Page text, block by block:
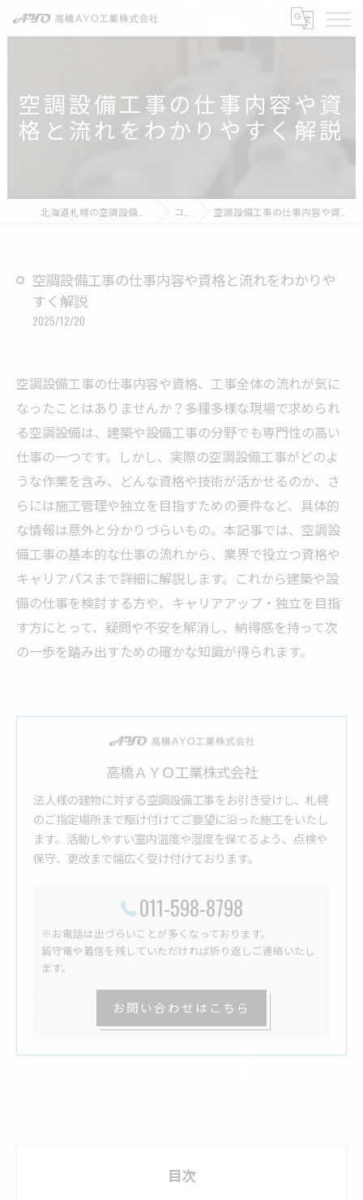
空調設備工事の仕事内容や資
格と流れをわかりやすく解説
コラム 空調設備工事の仕事内容や資格と流れをわかりやすく解説
空調設備工事の仕事内容や資格と流れをわかりや
すく解説
2025/12/20
空調設備工事の仕事内容や資格、工事全体の流れが気に
なったことはありませんか？多種多様な現場で求められ
る空調設備は、建築や設備工事の分野でも専門性の高い
仕事の一つです。しかし、実際の空調設備工事がどのよ
うな作業を含み、どんな資格や技術が活かせるのか、さ
らには施工管理や独立を目指すための要件など、具体的
な情報は意外と分かりづらいもの。本記事では、空調設
備工事の基本的な仕事の流れから、業界で役立つ資格や
キャリアパスまで詳細に解説します。これから建築や設
備の仕事を検討する方や、キャリアアップ・独立を目指
す方にとって、疑問や不安を解消し、納得感を持って次
の一歩を踏み出すための確かな知識が得られます。
高橋ＡＹＯ工業株式会社
法人様の建物に対する空調設備工事をお引き受けし、札幌
のご指定場所まで駆け付けてご要望に沿った施工をいたし
ます。活動しやすい室内温度や湿度を保てるよう、点検や
保守、更改まで幅広く受け付けております。
011-598-8798
※お電話は出づらいことが多くなっております。
留守電や着信を残していただければ折り返しご連絡いたし
ます。
お問い合わせはこちら
目次